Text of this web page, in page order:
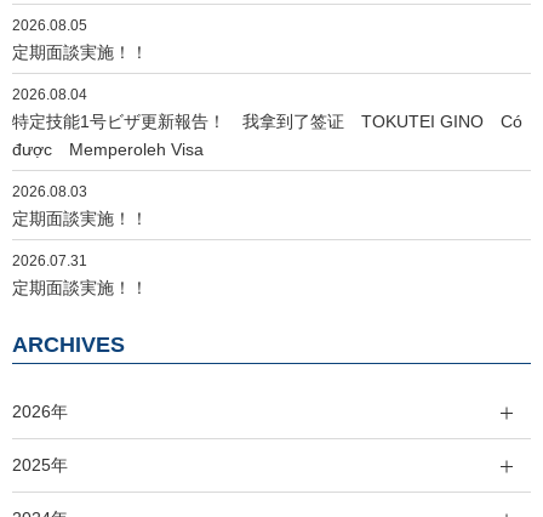
2026.08.05
定期面談実施！！
2026.08.04
特定技能1号ビザ更新報告！ 我拿到了签证 TOKUTEI GINO Có
được Memperoleh Visa
2026.08.03
定期面談実施！！
2026.07.31
定期面談実施！！
ARCHIVES
2026年
2025年